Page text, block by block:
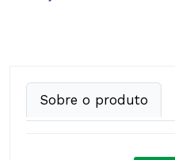
Sobre o produto